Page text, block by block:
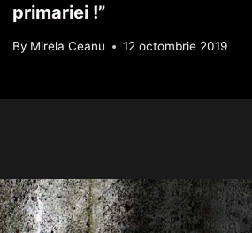
primariei !”
By Mirela Ceanu 12 octombrie 2019